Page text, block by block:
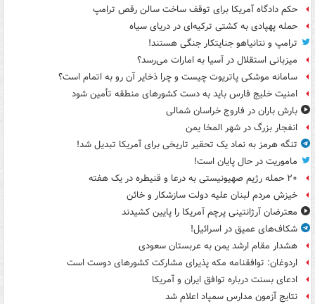
حکم دادگاه آمریکا برای توقف ساخت سالن رقص ترامپ
حمله پهپادی به کشتی ترکیه‌ای در دریای سیاه
ترامپ و نتانیاهو جنایتکار جنگی هستند!
میزبانی استقلال در آسیا به امارات می‌رسد؟
سامانه موشکی پاتریوت چیست و چرا ذخایر آن رو به اتمام است؟
امنیت خلیج فارس باید به دست کشورهای منطقه تأمین شود
بارش باران در فاروج خراسان شمالی
انفجار بزرگ در شهر المخا یمن
تنگه هرمز به نماد یک تحقیر تاریخی برای آمریکا تبدیل شد!
ماموریت در حال پایان است!
۲۰ حمله رژیم صهیونیستی به درعا و قنیطره در یک هفته
خیزش مردم لبنان علیه دولت سازشکار و خائن
معترضان آرژانتینی پرچم آمریکا را پایین کشیدند
شکاف‌های عمیق در اسرائیل!
هشدار مقام ارشد یمن به عربستان سعودی
اردوغان: توافقنامه مکه پذیرای مشارکت کشورهای دوست است
ادعای بسنت درباره توافق ایران و آمریکا
نتایج آزمون مدارس سمپاد اعلام شد